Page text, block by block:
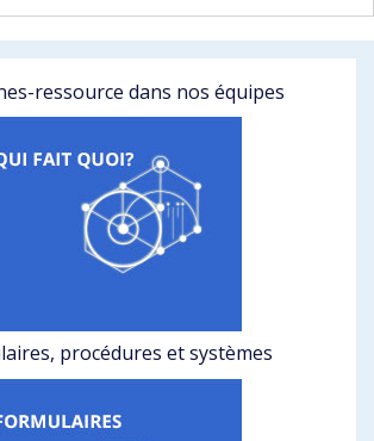
ressource dans nos équipes
procédures et systèmes